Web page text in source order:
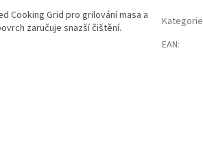
Cooking Grid pro grilování masa a
zaručuje snazší čištění.
Kategorie
EAN: